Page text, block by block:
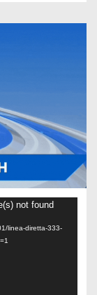
not found
linea-diretta-333-